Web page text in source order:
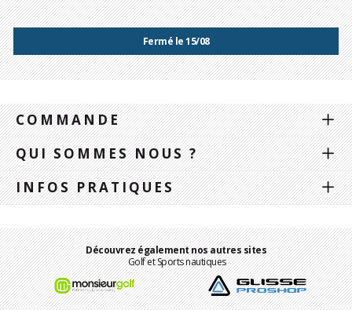
Fermé le 15/08
COMMANDE
QUI SOMMES NOUS ?
INFOS PRATIQUES
Découvrez également nos autres sites
Golf et Sports nautiques